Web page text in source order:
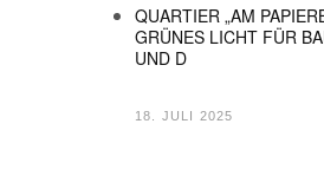
QUARTIER „AM
GRÜNES LICHT FÜR
UND D
18. JULI 2025